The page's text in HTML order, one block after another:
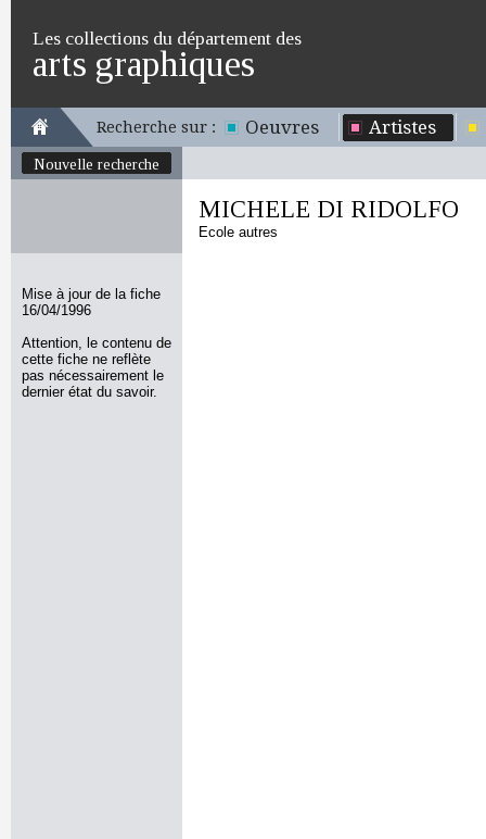
Les collections du département des
arts graphiques
Recherche sur : Oeuvres Artistes
Nouvelle recherche
Mise à jour de la fiche
16/04/1996
Attention, le contenu de
cette fiche ne reflète
pas nécessairement le
dernier état du savoir.
MICHELE DI RIDOLFO
Ecole autres